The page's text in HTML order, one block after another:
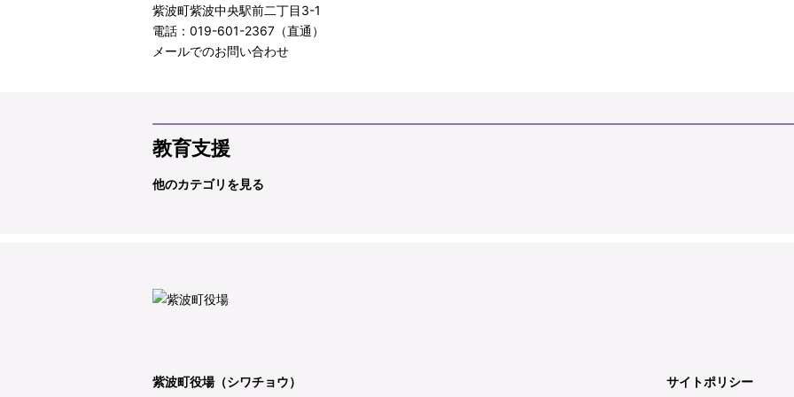
紫波町紫波中央駅前二丁目3-1
電話：019-601-2367（直通）
メールでのお問い合わせ
教育支援
他のカテゴリを見る
紫波町役場（シワチョウ） サイトポリシー